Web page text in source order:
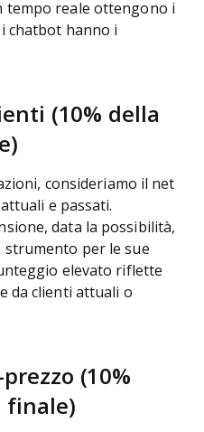
reale ottengono i
chatbot hanno i
(10% della
consideriamo il net
e passati.
data la possibilità,
strumento per le sue
elevato riflette
da clienti attuali o
(10%
finale)